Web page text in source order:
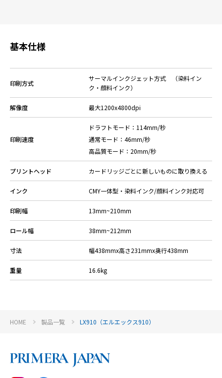
基本仕様
印刷方式
サーマルインクジェット方式 （染料イン
ク・顔料インク）
解像度 最大1200x4800dpi
印刷速度
ドラフトモード：114mm/秒
通常モード：46mm/秒
高品質モード：20mm/秒
プリントヘッド カードリッジごとに新しいものに取り換える
インク CMY一体型・染料インク/顔料インク対応可
印刷幅 13mm~210mm
ロール幅 38mm~212mm
寸法 幅438mmx高さ231mmx奥行438mm
重量 16.6kg
HOME 製品一覧 LX910（エルエックス910）